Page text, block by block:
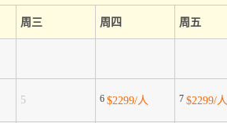
周三 周四 周五
5 6 $2299/人 7 $2299/人